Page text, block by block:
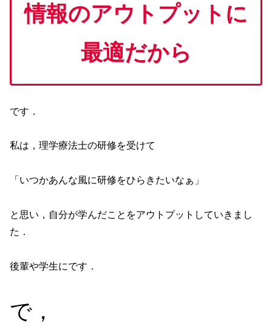
情報のアウトプットに
最適だから
です．
私は，理学療法士の研修を受けて
「いつかあんな風に研修をひらきたいなぁ」
と思い，自分が学んだことをアウトプットしていきまし
た．
後輩や学生にです．
で，